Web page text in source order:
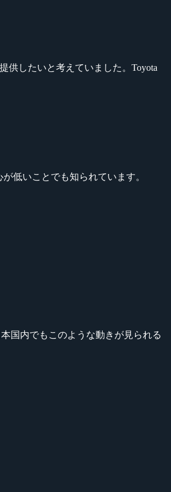
供したいと考えていました。Toyota
低いことでも知られています。
国内でもこのような動きが見られる